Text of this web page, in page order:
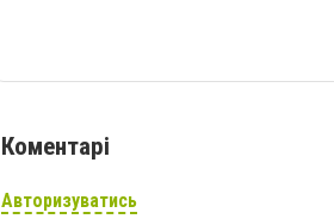
Коментарі
Авторизуватись